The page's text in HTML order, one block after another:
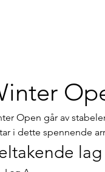
Open går av
i dette spennende